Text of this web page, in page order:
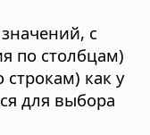
с
по столбцам)
как у
для выбора